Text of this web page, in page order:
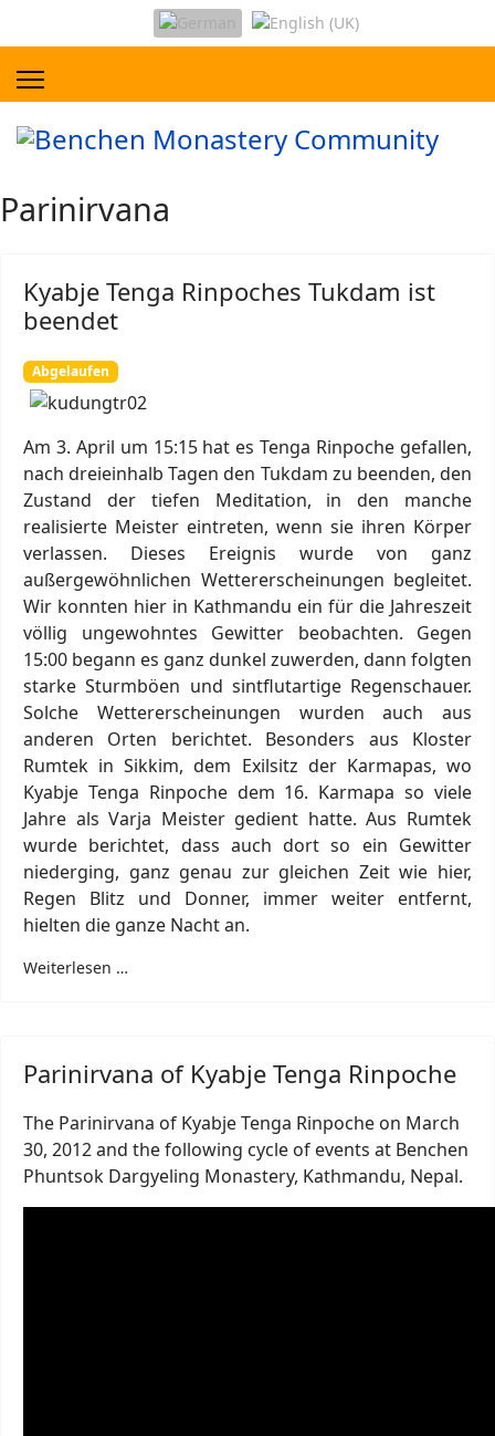
Parinirvana
Kyabje Tenga Rinpoches Tukdam ist
beendet
Abgelaufen
Am 3. April um 15:15 hat es Tenga Rinpoche gefallen,
nach dreieinhalb Tagen den Tukdam zu beenden, den
Zustand der tiefen Meditation, in den manche
realisierte Meister eintreten, wenn sie ihren Körper
verlassen. Dieses Ereignis wurde von ganz
außergewöhnlichen Wettererscheinungen begleitet.
Wir konnten hier in Kathmandu ein für die Jahreszeit
völlig ungewohntes Gewitter beobachten. Gegen
15:00 begann es ganz dunkel zuwerden, dann folgten
starke Sturmböen und sintflutartige Regenschauer.
Solche Wettererscheinungen wurden auch aus
anderen Orten berichtet. Besonders aus Kloster
Rumtek in Sikkim, dem Exilsitz der Karmapas, wo
Kyabje Tenga Rinpoche dem 16. Karmapa so viele
Jahre als Varja Meister gedient hatte. Aus Rumtek
wurde berichtet, dass auch dort so ein Gewitter
niederging, ganz genau zur gleichen Zeit wie hier,
Regen Blitz und Donner, immer weiter entfernt,
hielten die ganze Nacht an.
Weiterlesen …
Parinirvana of Kyabje Tenga Rinpoche
The Parinirvana of Kyabje Tenga Rinpoche on March
30, 2012 and the following cycle of events at Benchen
Phuntsok Dargyeling Monastery, Kathmandu, Nepal.